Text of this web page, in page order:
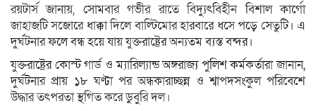
রয়টার্স জানায়, সোমবার গভীর রাতে বিদ্যুৎবিহীন বিশাল কার্গো
জাহাজটি সজোরে ধাক্কা দিলে বাল্টিমোর হারবারে ধসে পড়ে সেতুটি। এ
দুর্ঘটনার ফলে বন্ধ হয়ে যায় যুক্তরাষ্ট্রের অন্যতম ব্যস্ত বন্দর।
যুক্তরাষ্ট্রের কোস্ট গার্ড ও ম্যারিল্যান্ড অঙ্গরাজ্য পুলিশ কর্মকর্তারা জানান,
দুর্ঘটনার প্রায় ১৮ ঘণ্টা পর অন্ধকারাচ্ছন্ন ও শ্বাপদসংকুল পরিবেশে
উদ্ধার তৎপরতা স্থগিত করে ডুবুরি দল।